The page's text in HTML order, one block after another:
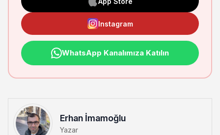
Instagram
WhatsApp Kanalımıza Katılın
Erhan İmamoğlu
Yazar